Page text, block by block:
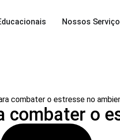
Nossos
combater o estresse no
combater o